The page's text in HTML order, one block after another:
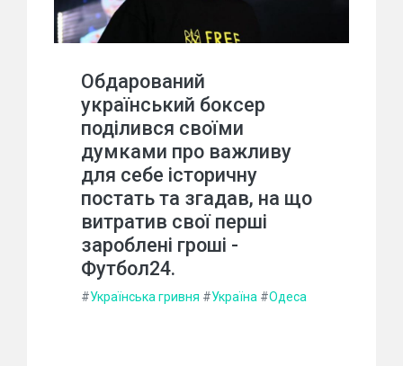
Обдарований
український боксер
поділився своїми
думками про важливу
для себе історичну
постать та згадав, на що
витратив свої перші
зароблені гроші -
Футбол24.
#Українська гривня #Україна #Одеса